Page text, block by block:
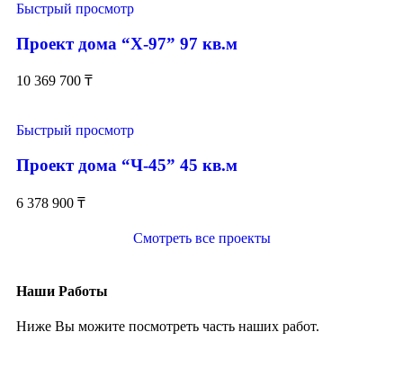
Быстрый просмотр
Проект дома “Х-97” 97 кв.м
10 369 700 ₸
Быстрый просмотр
Проект дома “Ч-45” 45 кв.м
6 378 900 ₸
Смотреть все проекты
Наши Работы
Ниже Вы можите посмотреть часть наших работ.